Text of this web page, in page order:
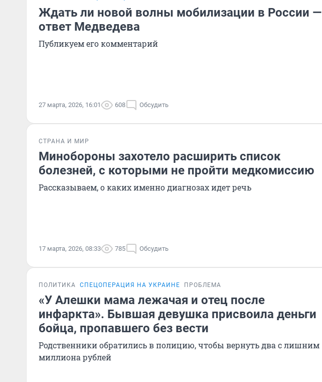
Ждать ли новой волны мобилизации в России —
ответ Медведева
Публикуем его комментарий
27 марта, 2026, 16:01 608 Обсудить
СТРАНА И МИР
Минобороны захотело расширить список
болезней, с которыми не пройти медкомиссию
Рассказываем, о каких именно диагнозах идет речь
17 марта, 2026, 08:33 785 Обсудить
ПОЛИТИКА СПЕЦОПЕРАЦИЯ НА УКРАИНЕ ПРОБЛЕМА
«У Алешки мама лежачая и отец после
инфаркта». Бывшая девушка присвоила деньги
бойца, пропавшего без вести
Родственники обратились в полицию, чтобы вернуть два с лишним
миллиона рублей